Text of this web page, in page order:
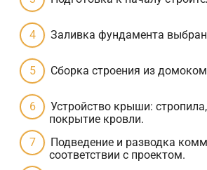
Заливка фундамента
Сборка строения из
Устройство крыши:
покрытие кровли.
Подведение и разводка
соответствии с проектом.